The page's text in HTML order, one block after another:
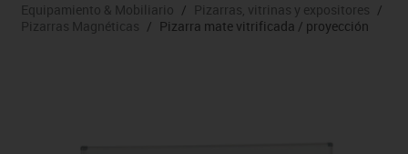
Equipamiento & Mobiliario / Pizarras, vitrinas y expositores /
Pizarras Magnéticas / Pizarra mate vitrificada / proyección